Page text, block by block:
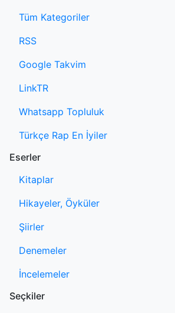
Tüm Kategoriler
RSS
Google Takvim
LinkTR
Whatsapp Topluluk
Türkçe Rap En İyiler
Eserler
Kitaplar
Hikayeler, Öyküler
Şiirler
Denemeler
İncelemeler
Seçkiler